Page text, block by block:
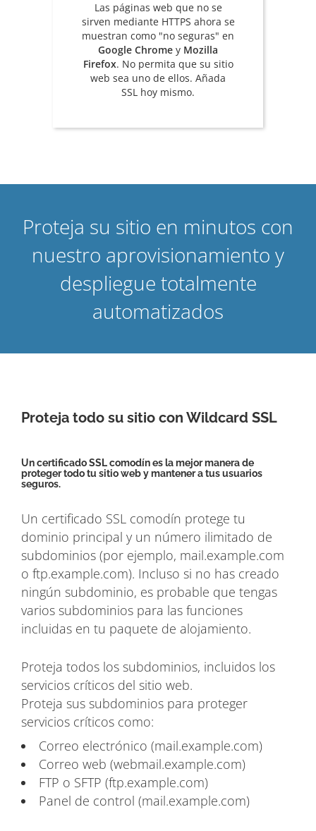
Las páginas web que no se
sirven mediante HTTPS ahora se
muestran como "no seguras" en
Google Chrome y Mozilla
Firefox. No permita que su sitio
web sea uno de ellos. Añada
SSL hoy mismo.
Proteja su sitio en minutos con
nuestro aprovisionamiento y
despliegue totalmente
automatizados
Proteja todo su sitio con Wildcard SSL
Un certificado SSL comodín es la mejor manera de
proteger todo tu sitio web y mantener a tus usuarios
seguros.
Un certificado SSL comodín protege tu
dominio principal y un número ilimitado de
subdominios (por ejemplo, mail.example.com
o ftp.example.com). Incluso si no has creado
ningún subdominio, es probable que tengas
varios subdominios para las funciones
incluidas en tu paquete de alojamiento.
Proteja todos los subdominios, incluidos los
servicios críticos del sitio web.
Proteja sus subdominios para proteger
servicios críticos como:
Correo electrónico (mail.example.com)
Correo web (webmail.example.com)
FTP o SFTP (ftp.example.com)
Panel de control (mail.example.com)